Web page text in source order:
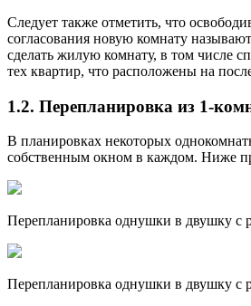
Следует также отметить, что
согласования новую комнату
сделать жилую комнату, в том числе
тех квартир, что расположены на
1.2. Перепланировка из 1-
В планировках некоторых
собственным окном в каждом. Ниже
Перепланировка однушки в двушку с
Перепланировка однушки в двушку с